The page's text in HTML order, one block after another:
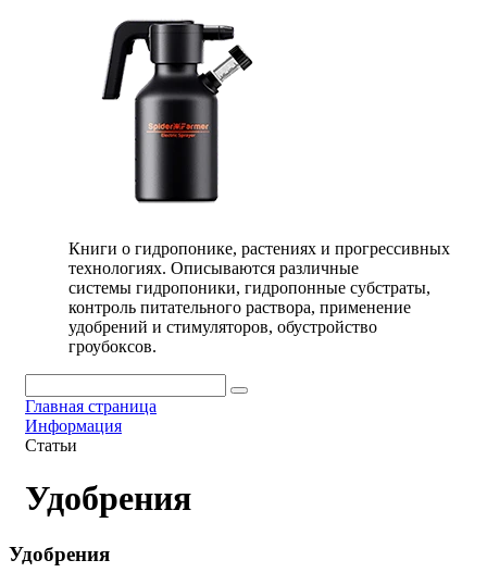
Книги о гидропонике, растениях и прогрессивных
технологиях. Описываются различные
системы гидропоники, гидропонные субстраты,
контроль питательного раствора, применение
удобрений и стимуляторов, обустройство
гроубоксов.
Главная страница
Информация
Статьи
Удобрения
Удобрения